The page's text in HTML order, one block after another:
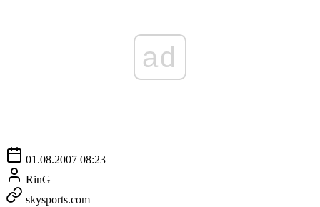
ad
01.08.2007 08:23
RinG
skysports.com